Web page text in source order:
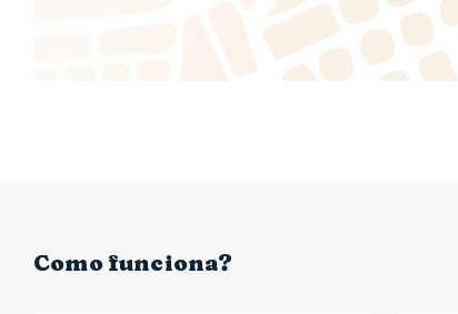
Como funciona?